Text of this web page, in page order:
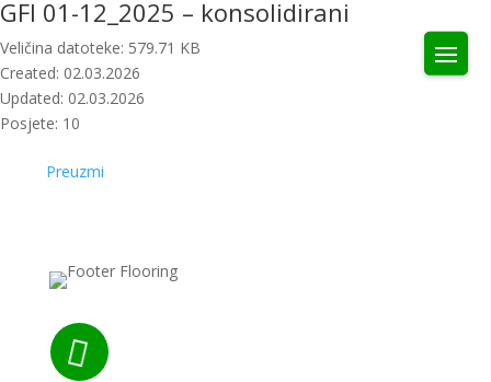
GFI 01-12_2025 – konsolidirani
Veličina datoteke: 579.71 KB
Created: 02.03.2026
Updated: 02.03.2026
Posjete: 10
Preuzmi
